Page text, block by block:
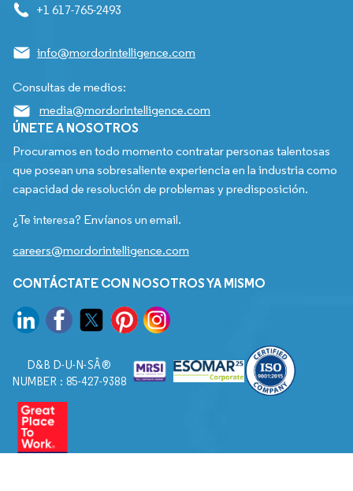
+1 617-765-2493
info@mordorintelligence.com
Consultas de medios:
media@mordorintelligence.com
ÚNETE A NOSOTROS
Procuramos en todo momento contratar personas talentosas
que posean una sobresaliente experiencia en la industria como
capacidad de resolución de problemas y predisposición.
¿Te interesa? Envíanos un email.
careers@mordorintelligence.com
CONTÁCTATE CON NOSOTROS YA MISMO
D&B D-U-N-SÂ®
NUMBER : 85-427-9388